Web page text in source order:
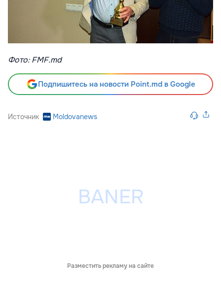
Фото: FMF.md
Подпишитесь на новости Point.md в Google
Источник Moldovanews
Разместить рекламу на сайте